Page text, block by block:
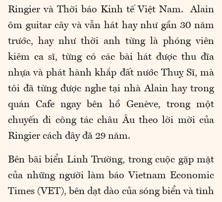
Ringier và Thời báo Kinh tế Việt Nam. Alain
ôm guitar cây và vẫn hát hay như gần 30 năm
trước, hay như thời anh từng là phóng viên
kiêm ca sĩ, từng có các bài hát được thu đĩa
nhựa và phát hành khắp đất nước Thuỵ Sĩ, mà
tôi đã từng được nghe tại nhà Alain hay trong
quán Cafe ngay bên hồ Genève, trong một
chuyến đi công tác châu Âu theo lời mời của
Ringier cách đây đã 29 năm.
Bên bãi biển Linh Trường, trong cuộc gặp mặt
của những người làm báo Vietnam Economic
Times (VET), bên dạt dào của sóng biển và tình